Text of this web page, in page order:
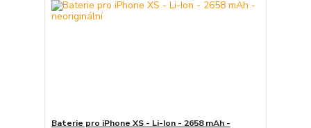
Baterie pro iPhone XS - Li-Ion - 2658 mAh -